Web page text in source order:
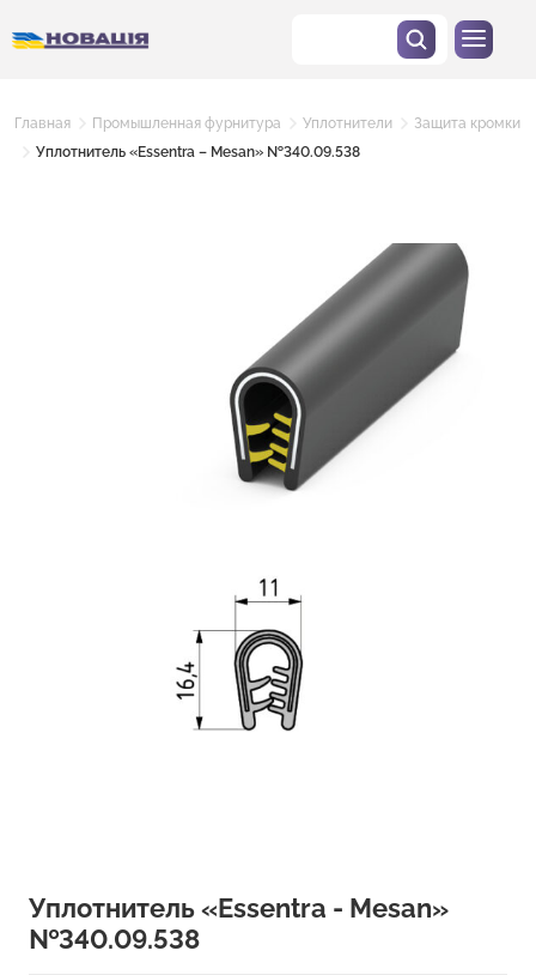
Главная Промышленная фурнитура Уплотнители
Защита кромки
Уплотнитель «Essentra – Mesan» №340.09.538
Уплотнитель «Essentra - Mesan»
№340.09.538